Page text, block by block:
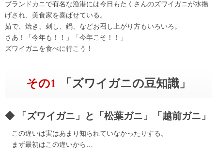
ブランドカニで有名な漁港には今日もたくさんのズワイガニが水揚
げされ、美食家を喜ばせている。
茹で、焼き、刺し、鍋、などお召し上がり方もいろいろ。
さあ！「今年も！！」「今年こそ！！」
ズワイガニを食べに行こう！
その1 「ズワイガニの豆知識」
「ズワイガニ」と「松葉ガニ」「越前ガニ」
この違いは実はあまり知られていなかったりする。
まず最初はこの違いから…